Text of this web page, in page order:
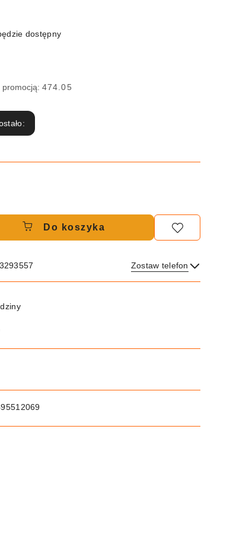
dostępny
promocją: 474.05
Do koszyka
Zostaw telefon
Wyślij